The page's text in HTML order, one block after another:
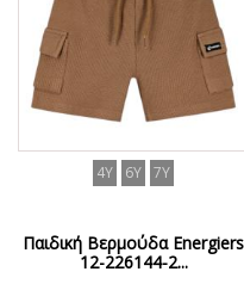
4Y 6Y 7Y
Παιδική Βερμούδα Energiers
12-226144-2...